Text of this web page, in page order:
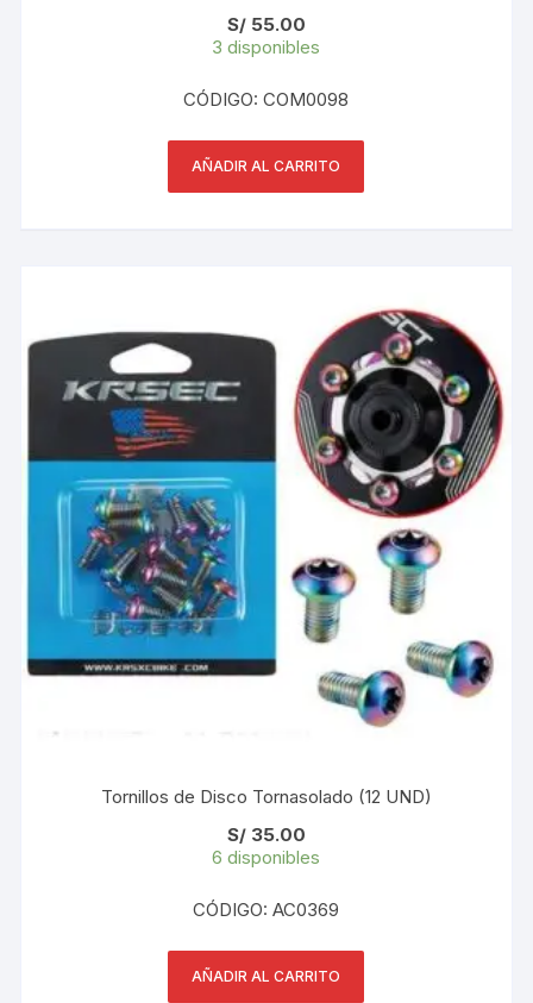
S/55.00
3 disponibles
CÓDIGO: COM0098
AÑADIR AL CARRITO
Tornillos de Disco Tornasolado (12 UND)
S/35.00
6 disponibles
CÓDIGO: AC0369
AÑADIR AL CARRITO